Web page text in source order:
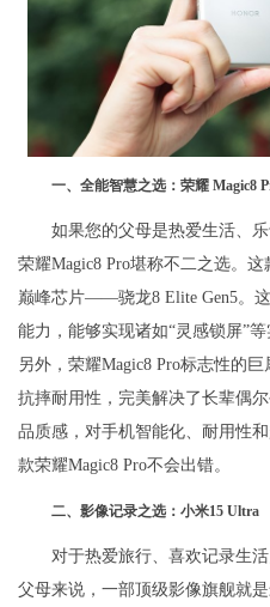
一、全能智慧之选：荣耀 Magic8
如果您的父母是热爱生活、
荣耀Magic8 Pro堪称不二之选。
巅峰芯片——骁龙8 Elite Gen5。
能力，能够实现诸如“灵感锁屏”
另外，荣耀Magic8 Pro标志性的
抗摔耐用性，完美解决了长辈偶
品质感，对手机智能化、耐用性
款荣耀Magic8 Pro不会出错。
二、影像记录之选：小米15 Ultra
对于热爱旅行、喜欢记录生
父母来说，一部顶级影像旗舰就